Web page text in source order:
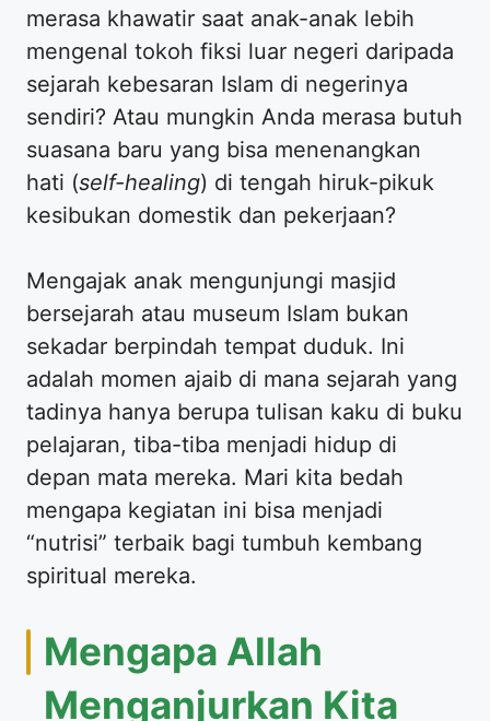
merasa khawatir saat anak-anak lebih
mengenal tokoh fiksi luar negeri daripada
sejarah kebesaran Islam di negerinya
sendiri? Atau mungkin Anda merasa butuh
suasana baru yang bisa menenangkan
hati (self-healing) di tengah hiruk-pikuk
kesibukan domestik dan pekerjaan?
​Mengajak anak mengunjungi masjid
bersejarah atau museum Islam bukan
sekadar berpindah tempat duduk. Ini
adalah momen ajaib di mana sejarah yang
tadinya hanya berupa tulisan kaku di buku
pelajaran, tiba-tiba menjadi hidup di
depan mata mereka. Mari kita bedah
mengapa kegiatan ini bisa menjadi
“nutrisi” terbaik bagi tumbuh kembang
spiritual mereka.
​Mengapa Allah
Menganjurkan Kita